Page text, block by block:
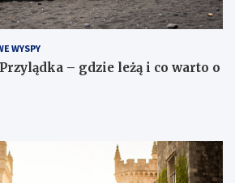
WYSPY
– gdzie leżą i co warto o